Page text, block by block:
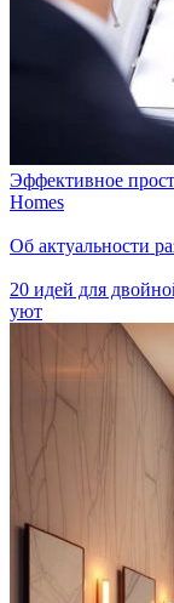
Эффективное
Homes
Об актуальности
20 идей для
уют